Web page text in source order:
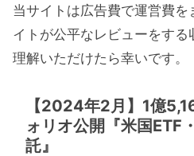
当サイトは広告費で運営費
イトが公平なレビューをす
理解いただけたら幸いです。
【2024年2月】1億
ォリオ公開『米国ETF
託』